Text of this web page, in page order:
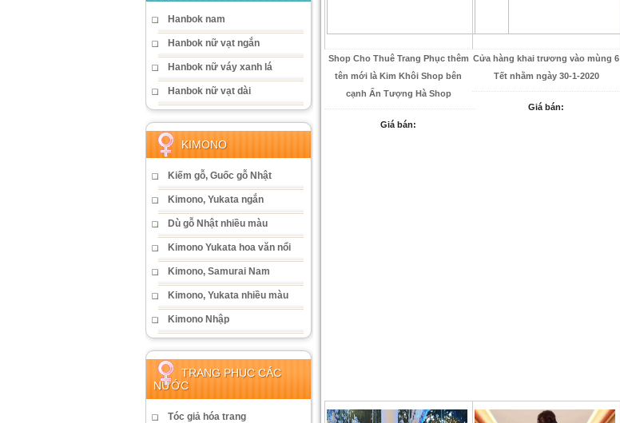
Hanbok nam
Hanbok nữ vạt ngắn
Hanbok nữ váy xanh lá
Hanbok nữ vạt dài
KIMONO
Kiếm gỗ, Guốc gỗ Nhật
Kimono, Yukata ngắn
Dù gỗ Nhật nhiều màu
Kimono Yukata hoa văn nổi
Kimono, Samurai Nam
Kimono, Yukata nhiều màu
Kimono Nhập
TRANG PHỤC CÁC
NƯỚC
Tóc giả hóa trang
Shop Cho Thuê Trang Phục thêm
tên mới là Kim Khôi Shop bên
cạnh Ấn Tượng Hà Shop
Giá bán:
Cửa hàng khai trương vào mùng 6
Tết nhằm ngày 30-1-2020
Giá bán: